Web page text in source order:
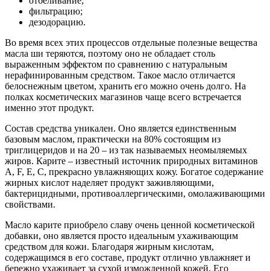
фильтрацию;
дезодорацию.
Во время всех этих процессов отдельные полезные вещества
масла ши теряются, поэтому оно не обладает столь
выраженным эффектом по сравнению с натуральным
нерафинированным средством. Такое масло отличается
белоснежным цветом, хранить его можно очень долго. На
полках косметических магазинов чаще всего встречается
именно этот продукт.
Состав средства уникален. Оно является единственным
базовым маслом, практически на 80% состоящим из
триглицеридов и на 20 – из так называемых неомыляемых
жиров. Карите – известный источник природных витаминов
A, F, E, C, прекрасно увлажняющих кожу. Богатое содержание
жирных кислот наделяет продукт заживляющими,
бактерицидными, противоаллергическими, омолаживающими
свойствами.
Масло карите приобрело славу очень ценной косметической
добавки, оно является просто идеальным ухаживающим
средством для кожи. Благодаря жирным кислотам,
содержащимся в его составе, продукт отлично увлажняет и
бережно ухаживает за сухой изможденной кожей. Его